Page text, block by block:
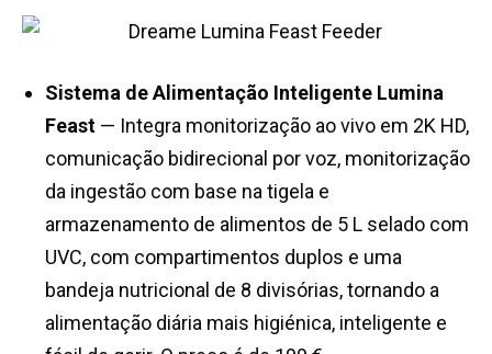
Sistema de Alimentação Inteligente Lumina
Feast — Integra monitorização ao vivo em 2K HD,
comunicação bidirecional por voz, monitorização
da ingestão com base na tigela e
armazenamento de alimentos de 5 L selado com
UVC, com compartimentos duplos e uma
bandeja nutricional de 8 divisórias, tornando a
alimentação diária mais higiénica, inteligente e